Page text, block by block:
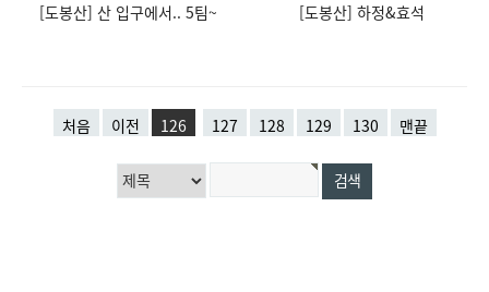
[도봉산] 산 입구에서.. 5팀~
[도봉산] 하정&효석
처음 이전 126 127 128 129 130 맨끝